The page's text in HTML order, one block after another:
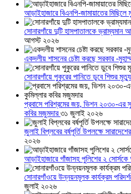
আড়াইহাজারে বিএনপি-জামায়াতের
সোনারগাঁয়ে দুটি হাসপাতালকে ভ্রাম্যমান
আগস্ট ২০২৬
একদলীয় শাসনের চেষ্টা করছে সরকার -
সোনারগাঁয়ে পুকুরের পানিতে ডুবে শিশুর
প্রবাসে পরিশ্রমের জয়, ভিশন ২০৩০-এর
কবির মজুমদার৩১ জুলাই ২০২৬
জুলাই বিপ্লবের বর্ষপূর্তি উপলক্ষে
২০২৬
আড়াইহাজারে গাঁজাসহ পুলিশের ২
সোনারগাঁওয়ে উন্নয়নমূলক কার্যক্রম
জুলাই ২০২৬